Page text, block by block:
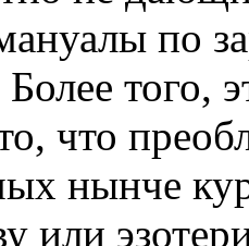
по
того,
что
нынче
или